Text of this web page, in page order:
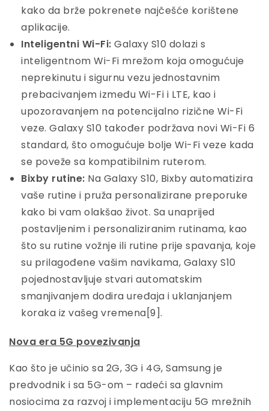
kako da brže pokrenete najčešće korištene
aplikacije.
Inteligentni Wi-Fi: Galaxy S10 dolazi s
inteligentnom Wi-Fi mrežom koja omogućuje
neprekinutu i sigurnu vezu jednostavnim
prebacivanjem između Wi-Fi i LTE, kao i
upozoravanjem na potencijalno rizične Wi-Fi
veze. Galaxy S10 također podržava novi Wi-Fi 6
standard, što omogućuje bolje Wi-Fi veze kada
se poveže sa kompatibilnim ruterom.
Bixby rutine: Na Galaxy S10, Bixby automatizira
vaše rutine i pruža personalizirane preporuke
kako bi vam olakšao život. Sa unaprijed
postavljenim i personaliziranim rutinama, kao
što su rutine vožnje ili rutine prije spavanja, koje
su prilagođene vašim navikama, Galaxy S10
pojednostavljuje stvari automatskim
smanjivanjem dodira uređaja i uklanjanjem
koraka iz vašeg vremena[9].
Nova era 5G povezivanja
Kao što je učinio sa 2G, 3G i 4G, Samsung je
predvodnik i sa 5G-om – radeći sa glavnim
nosiocima za razvoj i implementaciju 5G mrežnih